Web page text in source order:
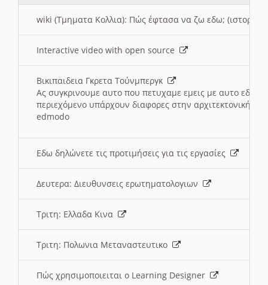
wiki (Τμηματα Κολλια): Πώς έφτασα να ζω εδω; (ιστορια)
Interactive video with open source
Βικιπαιδεια Γκρετα Τούνμπεργκ
Ας συγκρινουμε αυτο που πετυχαμε εμεις με αυτο εδω
περιεχόμενο υπάρχουν διαφορες στην αρχιτεκτονική
edmodo
Εδω δηλώνετε τις προτιμήσεις για τις εργασίες
Δευτερα: Διευθυνσεις ερωτηματολογιων
Τριτη: Ελλαδα Κινα
Τριτη: Πολωνια Μεταναστευτικο
Πώς χρησιμοποιειται ο Learning Designer